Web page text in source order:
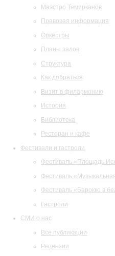
Маэстро Темирканов
Правовая информация
Оркестры
Планы залов
Структура
Как добраться
Визит в филармонию
История
Библиотека
Ресторан и кафе
Фестивали и гастроли
Фестиваль «Площадь
Фестиваль
Фестиваль «Барокко в
Гастроли
СМИ о нас
Все публикации
Рецензии